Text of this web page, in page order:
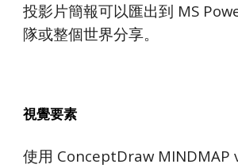
投影片簡報可以匯出到 MS
隊或整個世界分享。
視覺要素
使用 ConceptDraw MINDMAP